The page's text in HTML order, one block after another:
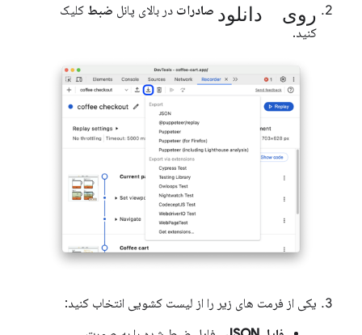
روی دانلود صادرات در بالای پانل ضبط کلیک
کنید.
یکی از فرمت های زیر را از لیست کشویی انتخاب کنید: